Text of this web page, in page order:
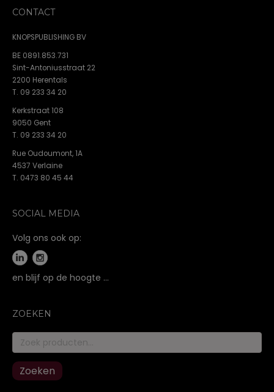
CONTACT
KNOPSPUBLISHING BV
BE 0891.853.731
Sint-Antoniusstraat 22
2200 Herentals
T. 09 233 34 20
Kerkstraat 108
9050 Gent
T. 09 233 34 20
Rue Oudoumont, 1A
4537 Verlaine
T. 0473 80 45 44
SOCIAL MEDIA
Volg ons ook op:
en blijf op de hoogte …
ZOEKEN
Zoeken
naar:
Zoeken